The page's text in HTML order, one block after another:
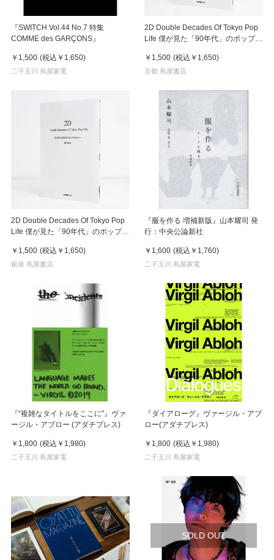
『SWITCH Vol.44 No.7 特集
COMME des GARÇONS』
￥1,500 (税込 ￥1,650)
二子玉川 蔦屋家電
2D Double Decades Of Tokyo Pop
Life 僕が見た「90年代」のポップカ
￥1,500 (税込 ￥1,650)
京都 蔦屋書店
2D Double Decades Of Tokyo Pop
Life 僕が見た「90年代」のポップカ
￥1,500 (税込 ￥1,650)
銀座 蔦屋書店
『服を作る 増補新版』山本耀司 発
行：中央公論新社
￥1,600 (税込 ￥1,760)
二子玉川 蔦屋家電
『“複雑なタイトルをここに"』ヴァ
ージル・アブロー (アダチプレス)
￥1,800 (税込 ￥1,980)
二子玉川 蔦屋家電
『ダイアローグ』ヴァージル・アブ
ロー(アダチプレス)
￥1,800 (税込 ￥1,980)
二子玉川 蔦屋家電
SOLD OUT